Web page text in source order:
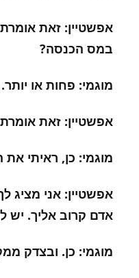
אפשטיין: זאת
במס הכנסה?
מוגמי: פחות או
אפשטיין: זאת
מוגמי: כן, ראיתי
אדם קרוב אליך. יש
מוגמי: כן. ובצדק